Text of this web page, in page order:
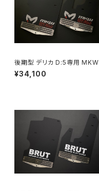
後期型 デリカ D:5専用 MKW
マッドフラップ
¥34,100